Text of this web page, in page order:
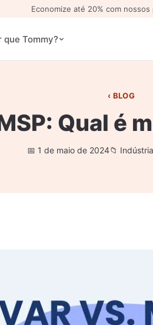
Economize até 20% com
que Tommy?
BLOG
Qual é
1 de maio de 2024